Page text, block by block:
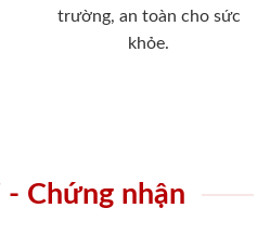
trường, an toàn cho sức
khỏe.
- Chứng nhận